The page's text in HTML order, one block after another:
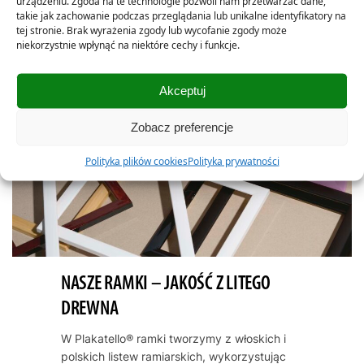
takie jak zachowanie podczas przeglądania lub unikalne identyfikatory na
tej stronie. Brak wyrażenia zgody lub wycofanie zgody może
niekorzystnie wpłynąć na niektóre cechy i funkcje.
Akceptuj
Zobacz preferencje
Polityka plików cookiesPolityka prywatności
NASZE RAMKI – JAKOŚĆ Z LITEGO
DREWNA
W Plakatello® ramki tworzymy z włoskich i
polskich listew ramiarskich, wykorzystując